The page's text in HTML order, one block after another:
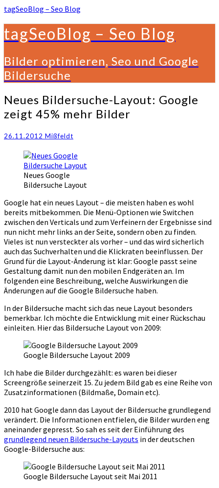
tagSeoBlog – Seo Blog
tagSeoBlog – Seo Blog
Bilder optimieren, Seo und Google
Bildersuche
Neues
Bildersuche-
Layout:
zeigt
Bilder
Neues Bildersuche-Layout: Google
zeigt 45% mehr Bilder
26.11.2012 Mißfeldt
Neues Google
Bildersuche Layout
Google hat ein neues Layout – die meisten haben es wohl
bereits mitbekommen. Die Menü-Optionen wie Switchen
zwischen den Verticals und zum Verfeinern der Ergebnisse sind
nun nicht mehr links an der Seite, sondern oben zu finden.
Vieles ist nun versteckter als vorher – und das wird sicherlich
auch das Suchverhalten und die Klickraten beeinflussen. Der
Grund für die Layout-Änderung ist klar: Google passt seine
Gestaltung damit nun den mobilen Endgeräten an. Im
folgenden eine Beschreibung, welche Auswirkungen die
Änderungen auf die Google Bildersuche haben.
In der Bildersuche macht sich das neue Layout besonders
bemerkbar. Ich möchte die Entwicklung mit einer Rückschau
einleiten. Hier das Bildersuche Layout von 2009:
Google Bildersuche Layout 2009
Ich habe die Bilder durchgezählt: es waren bei dieser
Screengröße seinerzeit 15. Zu jedem Bild gab es eine Reihe von
Zusatzinformationen (Bildmaße, Domain etc).
2010 hat Google dann das Layout der Bildersuche grundlegend
verändert. Die Informationen entfielen, die Bilder wurden eng
aneinander gepresst. So sah es seit der Einführung des
grundlegend neuen Bildersuche-Layouts in der deutschen
Google-Bildersuche aus:
Google Bildersuche Layout seit Mai 2011